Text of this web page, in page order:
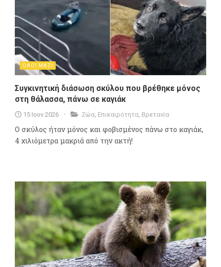
ΟΛΟΙ ΜΑΖΙ
Συγκινητική διάσωση σκύλου που βρέθηκε μόνος
στη θάλασσα, πάνω σε καγιάκ
15 Ιουν 2026 Ζώα, Επικαιρότητα, Βρετανία
Ο σκύλος ήταν μόνος και φοβισμένος πάνω στο καγιάκ,
4 χιλιόμετρα μακριά από την ακτή!